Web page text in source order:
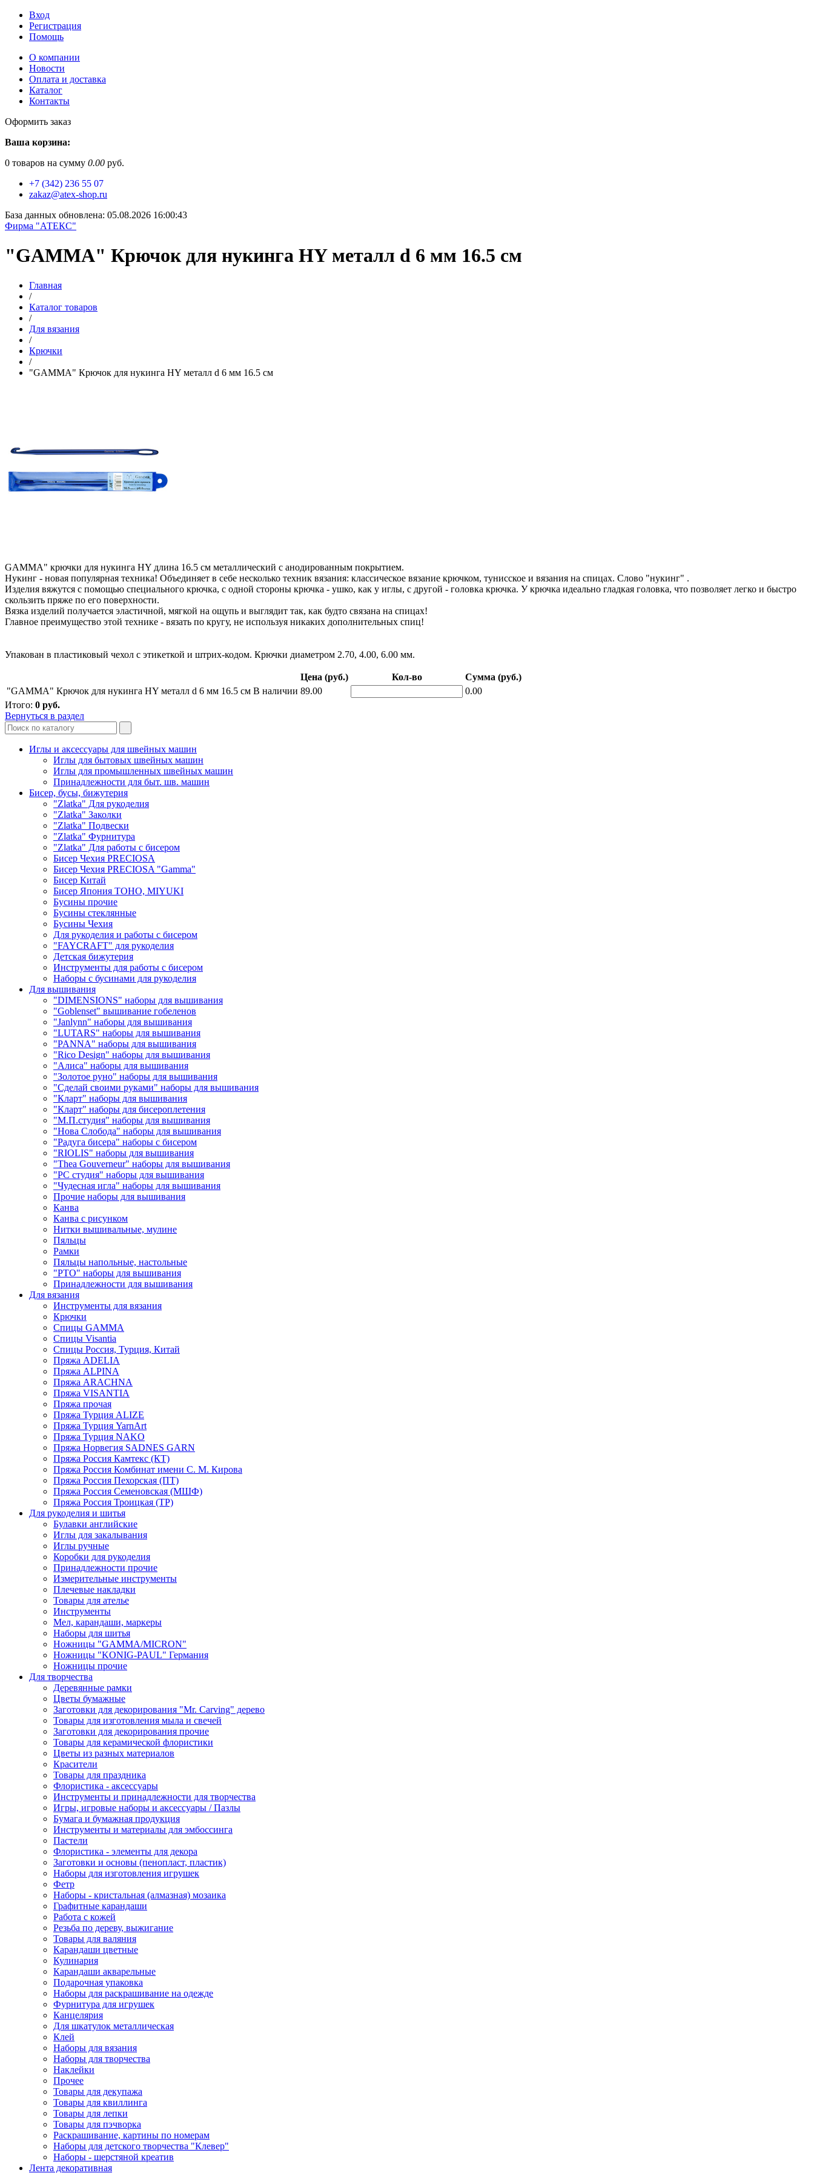
Вход
Регистрация
Помощь
О компании
Новости
Оплата и доставка
Каталог
Контакты
Оформить заказ
Ваша корзина:
0 товаров на сумму 0.00 руб.
+7 (342) 236 55 07
zakaz@atex-shop.ru
База данных обновлена: 05.08.2026 16:00:43
Фирма "АТЕКС"
"GAMMA" Крючок для нукинга HY металл d 6 мм 16.5 см
Главная
/
Каталог товаров
/
Для вязания
/
Крючки
/
"GAMMA" Крючок для нукинга HY металл d 6 мм 16.5 см
GAMMA" крючки для нукинга HY длина 16.5 см металлический с анодированным покрытием.
Нукинг - новая популярная техника! Объединяет в себе несколько техник вязания: классическое вязание крючком, тунисское и вязания на спицах. Слово "нукинг" .
Изделия вяжутся с помощью специального крючка, с одной стороны крючка - ушко, как у иглы, с другой - головка крючка. У крючка идеально гладкая головка, что позволяет легко и быстро
скользить пряже по его поверхности.
Вязка изделий получается эластичной, мягкой на ощупь и выглядит так, как будто связана на спицах!
Главное преимущество этой технике - вязать по кругу, не используя никаких дополнительных спиц!
Упакован в пластиковый чехол с этикеткой и штрих-кодом. Крючки диаметром 2.70, 4.00, 6.00 мм.
Цена (руб.) Кол-во
Сумма (руб.)
"GAMMA" Крючок для нукинга HY металл d 6 мм 16.5 см В наличии 89.00
0.00
Итого: 0 руб.
Вернуться в раздел
Иглы и аксессуары для швейных машин
Иглы для бытовых швейных машин
Иглы для промышленных швейных машин
Принадлежности для быт. шв. машин
Бисер, бусы, бижутерия
"Zlatka" Для рукоделия
"Zlatka" Заколки
"Zlatka" Подвески
"Zlatka" Фурнитура
"Zlatka" Для работы с бисером
Бисер Чехия PRECIOSA
Бисер Чехия PRECIOSA "Gamma"
Бисер Китай
Бисер Япония TOHO, MIYUKI
Бусины прочие
Бусины стеклянные
Бусины Чехия
Для рукоделия и работы с бисером
"FAYCRAFT" для рукоделия
Детская бижутерия
Инструменты для работы с бисером
Наборы с бусинами для рукоделия
Для вышивания
"DIMENSIONS" наборы для вышивания
"Goblenset" вышивание гобеленов
"Janlynn" наборы для вышивания
"LUTARS" наборы для вышивания
"PANNA" наборы для вышивания
"Rico Design" наборы для вышивания
"Алиса" наборы для вышивания
"Золотое руно" наборы для вышивания
"Сделай своими руками" наборы для вышивания
"Кларт" наборы для вышивания
"Кларт" наборы для бисероплетения
"М.П.студия" наборы для вышивания
"Нова Слобода" наборы для вышивания
"Радуга бисера" наборы с бисером
"RIOLIS" наборы для вышивания
"Thea Gouverneur" наборы для вышивания
"РС студия" наборы для вышивания
"Чудесная игла" наборы для вышивания
Прочие наборы для вышивания
Канва
Канва с рисунком
Нитки вышивальные, мулине
Пяльцы
Рамки
Пяльцы напольные, настольные
"РТО" наборы для вышивания
Принадлежности для вышивания
Для вязания
Инструменты для вязания
Крючки
Спицы GAMMA
Спицы Visantia
Спицы Россия, Турция, Китай
Пряжа ADELIA
Пряжа ALPINA
Пряжа ARACHNA
Пряжа VISANTIA
Пряжа прочая
Пряжа Турция ALIZE
Пряжа Турция YarnArt
Пряжа Турция NAKO
Пряжа Норвегия SADNES GARN
Пряжа Россия Камтекс (КТ)
Пряжа Россия Комбинат имени С. М. Кирова
Пряжа Россия Пехорская (ПТ)
Пряжа Россия Семеновская (МШФ)
Пряжа Россия Троицкая (ТР)
Для рукоделия и шитья
Булавки английские
Иглы для закалывания
Иглы ручные
Коробки для рукоделия
Принадлежности прочие
Измерительные инструменты
Плечевые накладки
Товары для ателье
Инструменты
Мел, карандаши, маркеры
Наборы для шитья
Ножницы "GAMMA/MICRON"
Ножницы "KONIG-PAUL" Германия
Ножницы прочие
Для творчества
Деревянные рамки
Цветы бумажные
Заготовки для декорирования "Mr. Carving" дерево
Товары для изготовления мыла и свечей
Заготовки для декорирования прочие
Товары для керамической флористики
Цветы из разных материалов
Красители
Товары для праздника
Флористика - аксессуары
Инструменты и принадлежности для творчества
Игры, игровые наборы и аксессуары / Пазлы
Бумага и бумажная продукция
Инструменты и материалы для эмбоссинга
Пастели
Флористика - элементы для декора
Заготовки и основы (пенопласт, пластик)
Наборы для изготовления игрушек
Фетр
Наборы - кристальная (алмазная) мозаика
Графитные карандаши
Работа с кожей
Резьба по дереву, выжигание
Товары для валяния
Карандаши цветные
Кулинария
Карандаши акварельные
Подарочная упаковка
Наборы для раскрашивание на одежде
Фурнитура для игрушек
Канцелярия
Для шкатулок металлическая
Клей
Наборы для вязания
Наборы для творчества
Наклейки
Прочее
Товары для декупажа
Товары для квиллинга
Товары для лепки
Товары для пэчворка
Раскрашивание, картины по номерам
Наборы для детского творчества "Клевер"
Наборы - шерстяной креатив
Лента декоративная